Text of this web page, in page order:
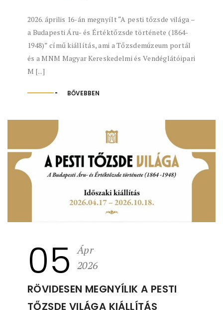
2026. április 16-án megnyílt “A pesti tőzsde világa –
a Budapesti Áru- és Értéktőzsde története (1864-
1948)” című kiállítás, ami a Tőzsdemúzeum portál
és a MNM Magyar Kereskedelmi és Vendéglátóipari
M [...]
BŐVEBBEN
05 Ápr
2026
RÖVIDESEN MEGNYÍLIK A PESTI
TŐZSDE VILÁGA KIÁLLÍTÁS